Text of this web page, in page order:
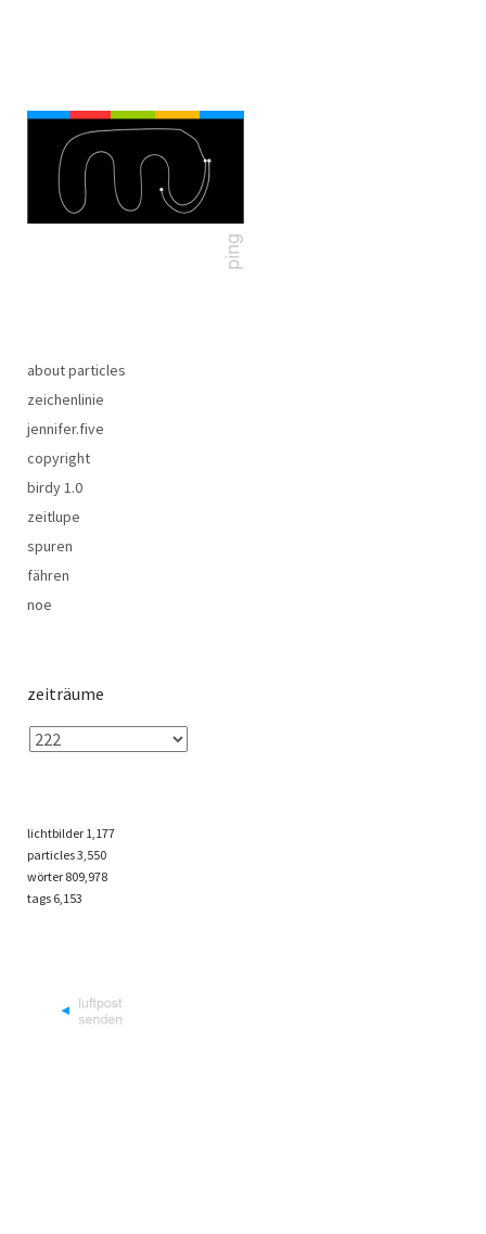
about particles
zeichenlinie
jennifer.five
copyright
birdy 1.0
zeitlupe
spuren
fähren
noe
zeiträume
lichtbilder 1,177
particles3,550
wörter 809,978
tags 6,153